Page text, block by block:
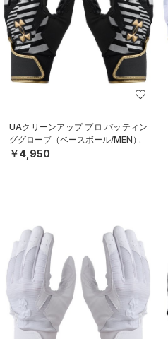
UAクリーンアップ プロ バッティン
ググローブ（ベースボール/MEN）
￥4,950